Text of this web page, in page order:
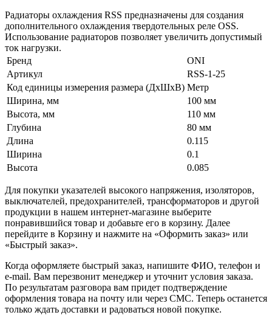
Радиаторы охлаждения RSS предназначены для создания
дополнительного охлаждения твердотельных реле OSS.
Использование радиаторов позволяет увеличить допустимый
ток нагрузки.
Бренд
ONI
Артикул
RSS-1-25
Код единицы измерения размера (ДхШхВ) Метр
Ширина, мм
100 мм
Высота, мм
110 мм
Глубина
80 мм
Длина
0.115
Ширина
0.1
Высота
0.085
Для покупки указателей высокого напряжения, изоляторов,
выключателей, предохранителей, трансформаторов и другой
продукции в нашем интернет-магазине выберите
понравившийся товар и добавьте его в корзину. Далее
перейдите в Корзину и нажмите на «Оформить заказ» или
«Быстрый заказ».
Когда оформляете быстрый заказ, напишите ФИО, телефон и
e-mail. Вам перезвонит менеджер и уточнит условия заказа.
По результатам разговора вам придет подтверждение
оформления товара на почту или через СМС. Теперь останется
только ждать доставки и радоваться новой покупке.